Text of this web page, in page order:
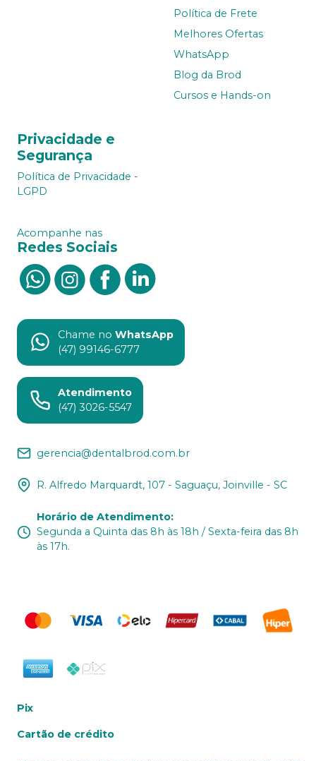
Política de Frete
Melhores Ofertas
WhatsApp
Blog da Brod
Cursos e Hands-on
Privacidade e
Segurança
Política de Privacidade -
LGPD
Acompanhe nas
Redes Sociais
Chame no WhatsApp
(47) 99146-6777
Atendimento
(47) 3026-5547
gerencia@dentalbrod.com.br
R. Alfredo Marquardt, 107 - Saguaçu, Joinville - SC
Horário de Atendimento:
Segunda a Quinta das 8h às 18h / Sexta-feira das 8h
às 17h.
Pix
Cartão de crédito